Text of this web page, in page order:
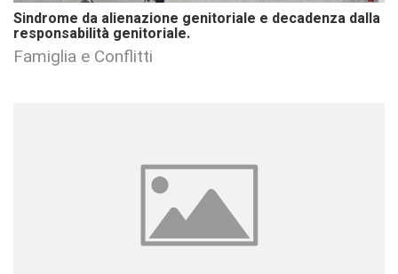
Sindrome da alienazione genitoriale e decadenza dalla
responsabilità genitoriale.
Famiglia e Conflitti